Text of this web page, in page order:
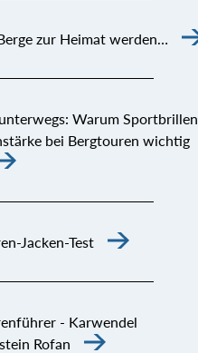
zur Heimat werden…
Warum Sportbrillen
bei Bergtouren wichtig
Jacken-Test
- Karwendel
Rofan